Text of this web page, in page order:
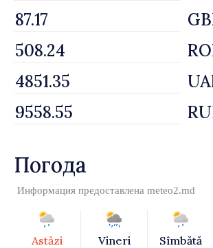
Погода
Информация предоставлена meteo2.md
Astăzi Vineri Sîmbătă